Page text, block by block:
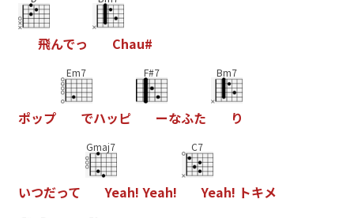
飛んでっ Chau#
ポップ
Em7
でハッピ
F#7
ーなふた
Bm7
り
いつだって
Gmaj7
Yeah! Yeah!
C7
Yeah! トキメ